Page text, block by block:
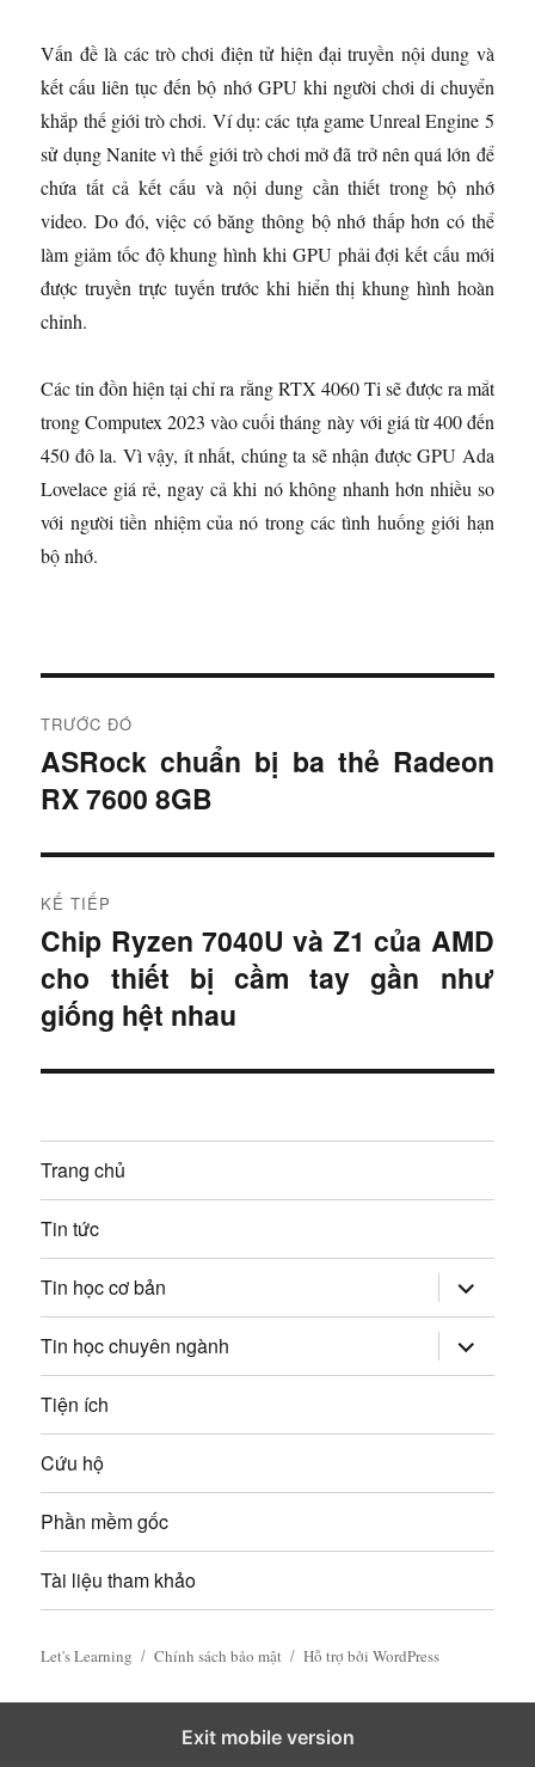
Vấn đề là các trò chơi điện tử hiện đại truyền nội dung và
kết cấu liên tục đến bộ nhớ GPU khi người chơi di chuyển
khắp thế giới trò chơi. Ví dụ: các tựa game Unreal Engine 5
sử dụng Nanite vì thế giới trò chơi mở đã trở nên quá lớn để
chứa tất cả kết cấu và nội dung cần thiết trong bộ nhớ
video. Do đó, việc có băng thông bộ nhớ thấp hơn có thể
làm giảm tốc độ khung hình khi GPU phải đợi kết cấu mới
được truyền trực tuyến trước khi hiển thị khung hình hoàn
chỉnh.
Các tin đồn hiện tại chỉ ra rằng RTX 4060 Ti sẽ được ra mắt
trong Computex 2023 vào cuối tháng này với giá từ 400 đến
450 đô la. Vì vậy, ít nhất, chúng ta sẽ nhận được GPU Ada
Lovelace giá rẻ, ngay cả khi nó không nhanh hơn nhiều so
với người tiền nhiệm của nó trong các tình huống giới hạn
bộ nhớ.
i
ề
u
h
ư
ớ
b
à
i
v
i
ế
t
TRƯỚC ĐÓ
B
à
t
r
ư
ớ
c
:
ASRock chuẩn bị ba thẻ Radeon
RX 7600 8GB
KẾ TIẾP
B
à
i
t
i
p
:
Chip Ryzen 7040U và Z1 của AMD
cho thiết bị cầm tay gần như
giống hệt nhau
Trang chủ
Tin tức
Tin học cơ bản mở
rộng
trình
đơn
con
Tin học chuyên ngành mở
rộng
trình
Tiện ích
Cứu hộ
Phần mềm gốc
Tài liệu tham khảo
Let's Learning Chính sách bảo mật Hỗ trợ bởi WordPress
Exit mobile version